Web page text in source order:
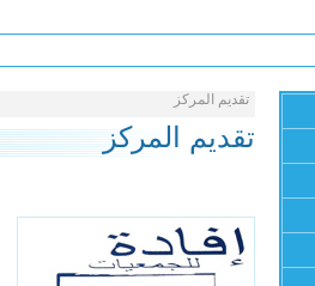
تقديم المركز
تقديم المركز